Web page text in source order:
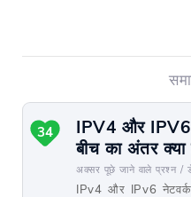
IPV4 और IPV6
बीच का अंतर क्या
अक्सर पूछे जाने वाले प्रश्न /
IPv4 और IPv6
34